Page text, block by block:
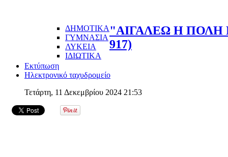
ΔΗΜΟΤΙΚΑ
ΓΥΜΝΑΣΙΑ
ΛΥΚΕΙΑ
ΙΔΙΩΤΙΚΑ
"ΑΙΓΑΛΕΩ Η
917)
Εκτύπωση
Ηλεκτρονικό ταχυδρομείο
Τετάρτη, 11 Δεκεμβρίου 2024 21:53